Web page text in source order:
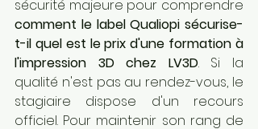
comment le label Qualiopi sécurise-
t-il quel est le prix d'une formation à
l'impression 3D chez LV3D. Si la
qualité n'est pas au rendez-vous, le
stagiaire dispose d'un recours